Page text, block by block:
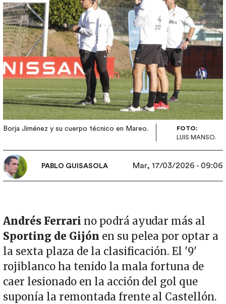
Borja Jiménez y su cuerpo técnico en Mareo.
FOTO:
LUIS MANSO.
PABLO GUISASOLA Mar, 17/03/2026 - 09:06
Andrés Ferrari no podrá ayudar más al
Sporting de Gijón en su pelea por optar a
la sexta plaza de la clasificación. El '9'
rojiblanco ha tenido la mala fortuna de
caer lesionado en la acción del gol que
suponía la remontada frente al Castellón.